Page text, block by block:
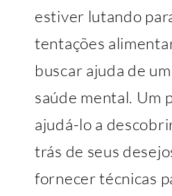
estiver lutando
tentações
buscar ajuda de
saúde mental. Um
ajudá-lo a
trás de seus
fornecer técnicas